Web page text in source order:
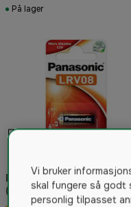
På lager
Panasonic Batteri LRV08
(23A)
Vi bruker
skal fungere så godt
personlig tilpasset